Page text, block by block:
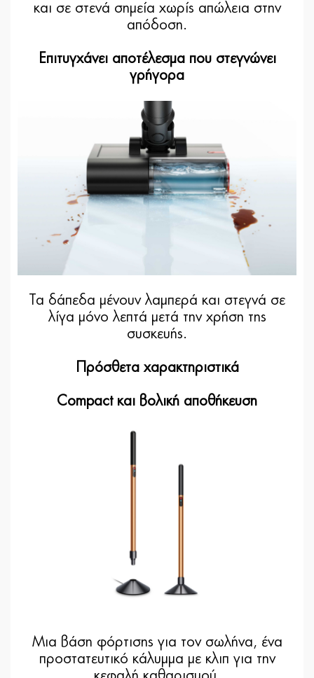
και σε στενά σημεία χωρίς απώλεια στην
απόδοση.
Επιτυγχάνει αποτέλεσμα που στεγνώνει
γρήγορα
Τα δάπεδα μένουν λαμπερά και στεγνά σε
λίγα μόνο λεπτά μετά την χρήση της
συσκευής.
Πρόσθετα χαρακτηριστικά
Compact και βολική αποθήκευση
Μια βάση φόρτισης για τον σωλήνα, ένα
προστατευτικό κάλυμμα με κλιπ για την